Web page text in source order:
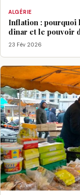
ALGÉRIE
Inflation : pourquoi
dinar et le pouvoir
23 Fév 2026